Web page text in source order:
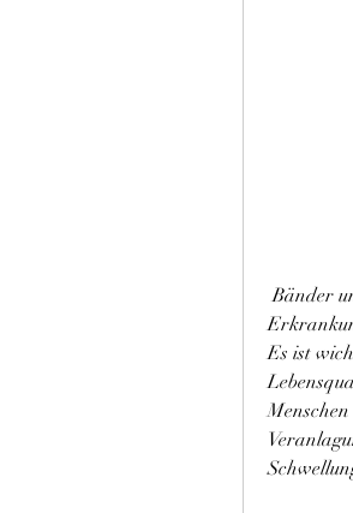
Bänder und das Bindegewebe betreffen. Es handelt sich um chronische
Es ist